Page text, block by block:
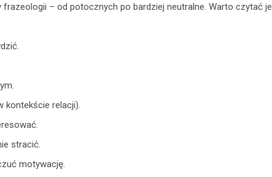
– od potocznych po bardziej neutralne. Warto czytać je
kontekście relacji).
stracić.
motywację.